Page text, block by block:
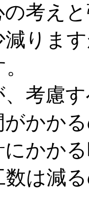
考えと
りま
考慮
がかか
かか
は減